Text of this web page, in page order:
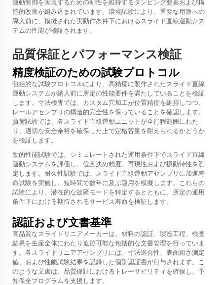
運動制御を実現するための剛性を維持するダンピング要素および構
造的改良が組み込まれています。環境試験により、重要な用途への
導入前に、模擬された実動作条件下におけるスライド直線運動シス
テムの性能が検証されます。
品質保証とパフォーマンス検証
精度検証のための試験プロトコル
包括的な試験プロトコルにより、高精度に製作されたスライド直線
運動システムが納入前に所定の性能要件を満たしていることを検証
します。寸法検査では、カスタム穴加工が位置精度を維持しつつ、
レールアセンブリの構造的完全性を保っていることを確認します。
負荷試験では、各スライド直線運動ユニットが全行程範囲にわた
り、適切な安全余裕を確保した上で定格容量を耐えられるかどうか
を検証します。
動的性能試験では、シミュレートされた運用条件下でスライド直線
運動システムを評価し、位置決め精度、再現性および振動特性を測
定します。耐久性試験では、スライド直線運動アセンブリに加速寿
命試験を実施し、短時間で数年に及ぶ運用を模擬します。これらの
試験により、潜在的な故障モードを特定するとともに、所定の運用
条件下における期待されるサービス寿命を検証します。
認証および文書基準
高品質なスライドリニアメーカーは、材料の認証、製造工程、検査
結果を生産全体にわたり追跡可能な包括的な文書管理を行っていま
す。各スライドリニアアセンブリには、寸法適合性、表面粗さ測定
値、および性能試験結果を記録した個別認証書が付与されます。こ
のような文書は、品質保証におけるトレーサビリティを確保し、予
知保全プログラムを支援します。